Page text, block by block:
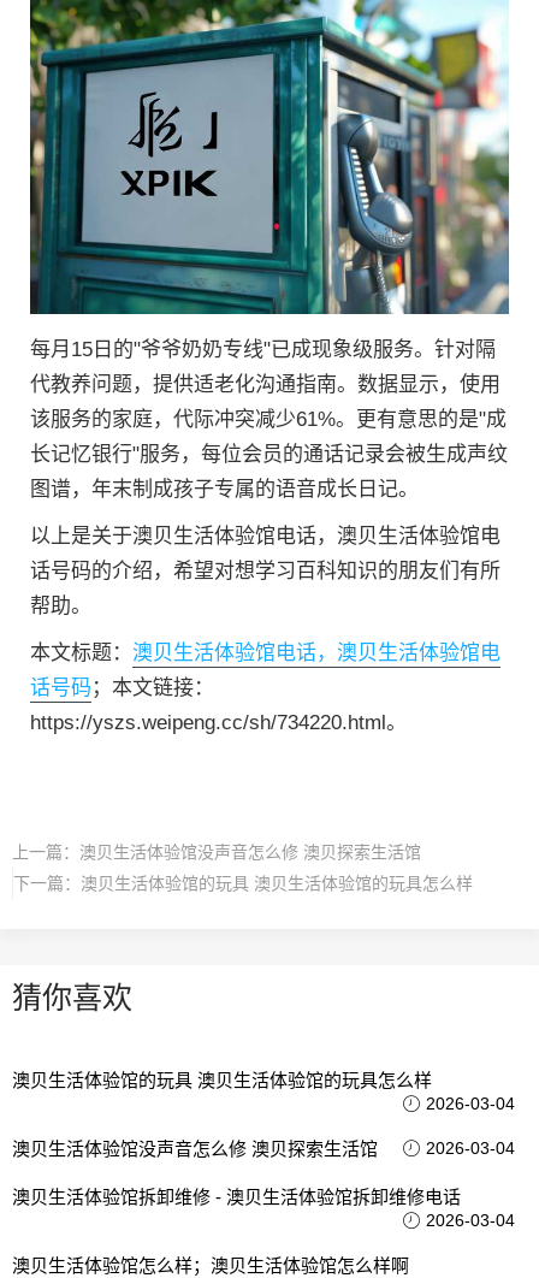
每月15日的"爷爷奶奶专线"已成现象级服务。针对隔
代教养问题，提供适老化沟通指南。数据显示，使用
该服务的家庭，代际冲突减少61%。更有意思的是"成
长记忆银行"服务，每位会员的通话记录会被生成声纹
图谱，年末制成孩子专属的语音成长日记。
以上是关于澳贝生活体验馆电话，澳贝生活体验馆电
话号码的介绍，希望对想学习百科知识的朋友们有所
帮助。
本文标题： 澳贝生活体验馆电话，澳贝生活体验馆电
话号码 ；本文链接：
https://yszs.weipeng.cc/sh/734220.html。
上一篇： 澳贝生活体验馆没声音怎么修 澳贝探索生活馆
下一篇： 澳贝生活体验馆的玩具 澳贝生活体验馆的玩具怎么样
猜你喜欢
澳贝生活体验馆的玩具 澳贝生活体验馆的玩具怎么样
2026-03-04
澳贝生活体验馆没声音怎么修 澳贝探索生活馆 2026-03-04
澳贝生活体验馆拆卸维修 - 澳贝生活体验馆拆卸维修电话
2026-03-04
澳贝生活体验馆怎么样；澳贝生活体验馆怎么样啊